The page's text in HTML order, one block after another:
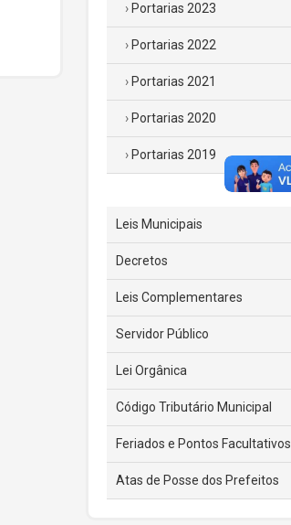
Portarias 2023
Portarias 2022
Portarias 2021
Portarias 2020
Portarias 2019
Leis Municipais
Decretos
Leis Complementares
Servidor Público
Lei Orgânica
Código Tributário Municipal
Feriados e Pontos Facultativos
Atas de Posse dos Prefeitos